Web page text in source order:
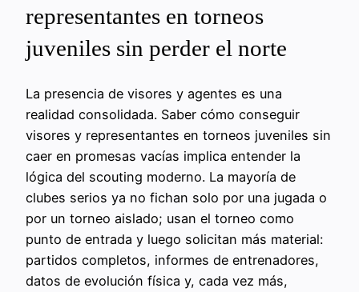
representantes en torneos
juveniles sin perder el norte
La presencia de visores y agentes es una
realidad consolidada. Saber cómo conseguir
visores y representantes en torneos juveniles sin
caer en promesas vacías implica entender la
lógica del scouting moderno. La mayoría de
clubes serios ya no fichan solo por una jugada o
por un torneo aislado; usan el torneo como
punto de entrada y luego solicitan más material:
partidos completos, informes de entrenadores,
datos de evolución física y, cada vez más,